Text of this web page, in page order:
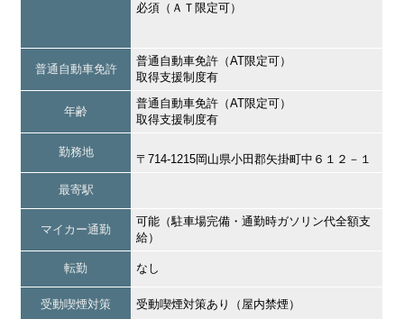
必須（ＡＴ限定可）
普通自動車免許
普通自動車免許（AT限定可）
取得支援制度有
年齢
普通自動車免許（AT限定可）
取得支援制度有
勤務地
〒714-1215岡山県小田郡矢掛町中６１２－１
最寄駅
マイカー通勤
可能（駐車場完備・通勤時ガソリン代全額支
給）
転勤 なし
受動喫煙対策 受動喫煙対策あり（屋内禁煙）